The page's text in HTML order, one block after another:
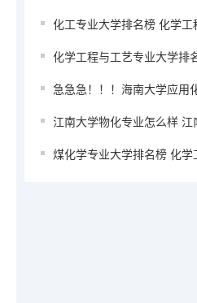
化工专业大学排名榜 化学工程与
化学工程与工艺专业大学排名（化
急急急！！！海南大学应用化学，化学工程与工艺，轻化工程，高分子
江南大学物化专业怎么样 江南大学化学工
煤化学专业大学排名榜 化学工程与